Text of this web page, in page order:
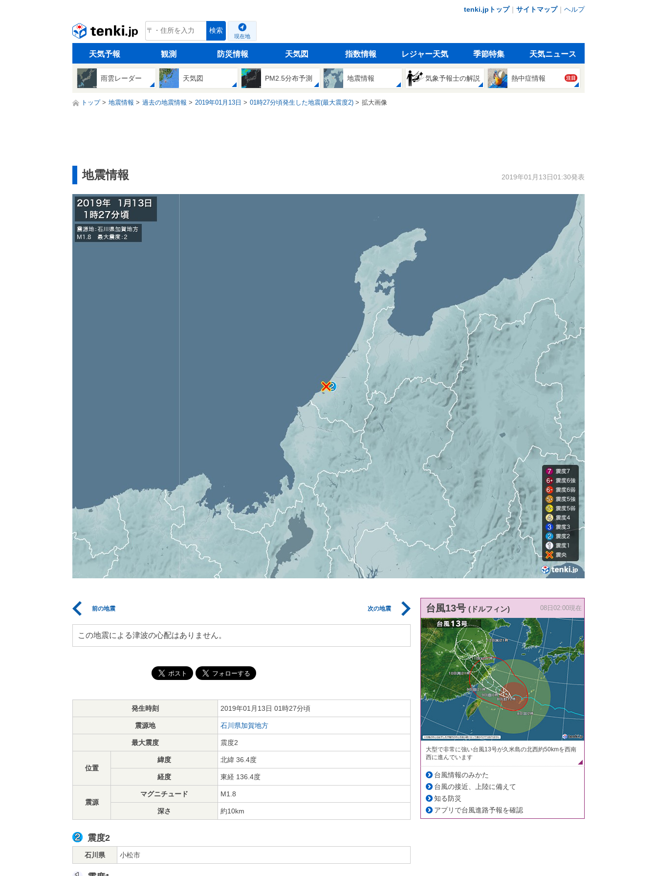
tenki.jpトップ｜ サイトマップ｜ ヘルプ
tenki.jp 検索
現在地
天気予報 観測 防災情報 天気図 指数情報 レジャー天気 季節特集 天気ニュース
雨雲レーダー 天気図 PM2.5分布予測 地震情報 気象予報士の解説 熱中症情報 注目
トップ 地震情報 過去の地震情報 2019年01月13日 01時27分頃発生した地震(最大震度2) 拡大画像
地震情報 2019年01月13日01:30発表
前の地震 次の地震
この地震による津波の心配はありません。
発生時刻 2019年01月13日 01時27分頃
震源地 石川県加賀地方
最大震度 震度2
位置
緯度 北緯 36.4度
経度 東経 136.4度
震源
マグニチュード M1.8
深さ 約10km
震度2
石川県 小松市
台風13号 (ドルフィン) 08日02:00現在
大型で非常に強い台風13号が久米島の北西約50kmを西南
西に進んでいます
台風情報のみかた
台風の接近、上陸に備えて
知る防災
アプリで台風進路予報を確認